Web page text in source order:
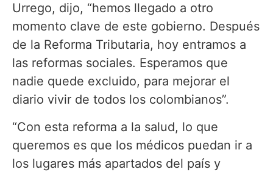
Urrego, dijo, “hemos llegado a otro
momento clave de este gobierno. Después
de la Reforma Tributaria, hoy entramos a
las reformas sociales. Esperamos que
nadie quede excluido, para mejorar el
diario vivir de todos los colombianos”.
“Con esta reforma a la salud, lo que
queremos es que los médicos puedan ir a
los lugares más apartados del país y